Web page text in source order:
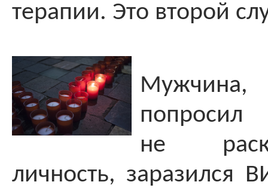
терапии. Это второй
не
личность, заразился